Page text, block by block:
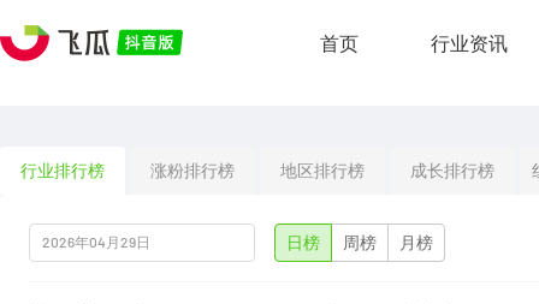
首页 行业资讯
行业排行榜 涨粉排行榜 地区排行榜 成长排行榜
日榜 周榜 月榜